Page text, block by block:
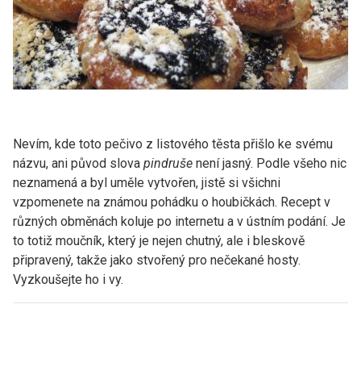
Nevím, kde toto pečivo z listového těsta přišlo ke svému
názvu, ani původ slova pindruše není jasný. Podle všeho nic
neznamená a byl uměle vytvořen, jistě si všichni
vzpomenete na známou pohádku o houbičkách. Recept v
různých obměnách koluje po internetu a v ústním podání. Je
to totiž moučník, který je nejen chutný, ale i bleskově
připravený, takže jako stvořený pro nečekané hosty.
Vyzkoušejte ho i vy.